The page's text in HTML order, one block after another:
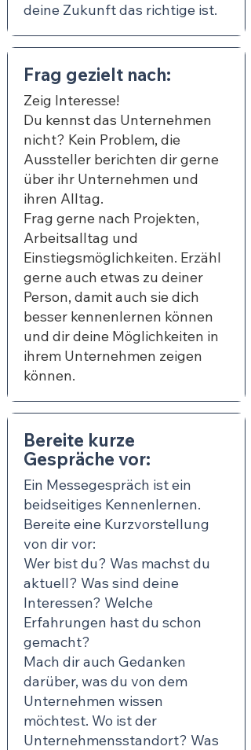
deine Zukunft das richtige ist.
Frag gezielt nach:
Zeig Interesse!
Du kennst das Unternehmen
nicht? Kein Problem, die
Aussteller berichten dir gerne
über ihr Unternehmen und
ihren Alltag.
Frag gerne nach Projekten,
Arbeitsalltag und
Einstiegsmöglichkeiten. Erzähl
gerne auch etwas zu deiner
Person, damit auch sie dich
besser kennenlernen können
und dir deine Möglichkeiten in
ihrem Unternehmen zeigen
können.
Bereite kurze
Gespräche vor:
Ein Messegespräch ist ein
beidseitiges Kennenlernen.
Bereite eine Kurzvorstellung
von dir vor:
Wer bist du? Was machst du
aktuell? Was sind deine
Interessen? Welche
Erfahrungen hast du schon
gemacht?
Mach dir auch Gedanken
darüber, was du von dem
Unternehmen wissen
möchtest. Wo ist der
Unternehmensstandort? Was